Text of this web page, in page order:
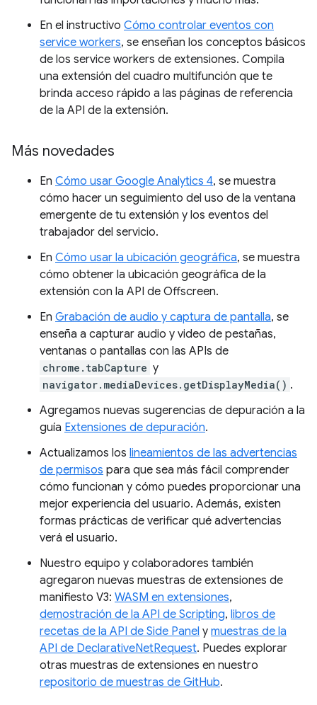
En el instructivo Cómo controlar eventos con
service workers, se enseñan los conceptos básicos
de los service workers de extensiones. Compila
una extensión del cuadro multifunción que te
brinda acceso rápido a las páginas de referencia
de la API de la extensión.
Más novedades
En Cómo usar Google Analytics 4, se muestra
cómo hacer un seguimiento del uso de la ventana
emergente de tu extensión y los eventos del
trabajador del servicio.
En Cómo usar la ubicación geográfica, se muestra
cómo obtener la ubicación geográfica de la
extensión con la API de Offscreen.
En Grabación de audio y captura de pantalla, se
enseña a capturar audio y video de pestañas,
ventanas o pantallas con las APIs de
chrome.tabCapture y
navigator.mediaDevices.getDisplayMedia() .
Agregamos nuevas sugerencias de depuración a la
guía Extensiones de depuración.
Actualizamos los lineamientos de las advertencias
de permisos para que sea más fácil comprender
cómo funcionan y cómo puedes proporcionar una
mejor experiencia del usuario. Además, existen
formas prácticas de verificar qué advertencias
verá el usuario.
Nuestro equipo y colaboradores también
agregaron nuevas muestras de extensiones de
manifiesto V3: WASM en extensiones,
demostración de la API de Scripting, libros de
recetas de la API de Side Panel y muestras de la
API de DeclarativeNetRequest. Puedes explorar
otras muestras de extensiones en nuestro
repositorio de muestras de GitHub.